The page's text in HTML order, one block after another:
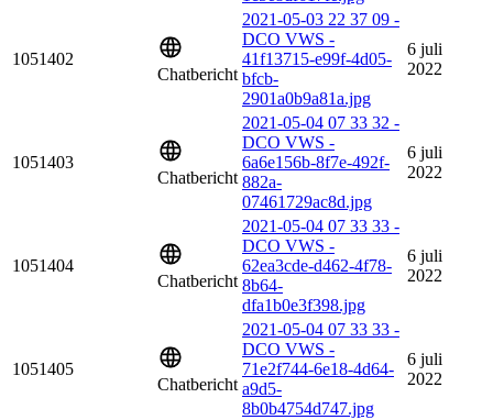
1051402
Chatbericht
2021-05-03 22 37 09 -
DCO VWS -
41f13715-e99f-4d05-
bfcb-
2901a0b9a81a.jpg
6 juli
2022
1051403
Chatbericht
2021-05-04 07 33 32 -
DCO VWS -
6a6e156b-8f7e-492f-
882a-
07461729ac8d.jpg
6 juli
2022
1051404
Chatbericht
2021-05-04 07 33 33 -
DCO VWS -
62ea3cde-d462-4f78-
8b64-
dfa1b0e3f398.jpg
6 juli
2022
1051405
Chatbericht
2021-05-04 07 33 33 -
DCO VWS -
71e2f744-6e18-4d64-
a9d5-
8b0b4754d747.jpg
6 juli
2022